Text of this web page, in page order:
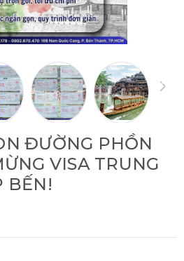
ĐƯỜNG PHỒN
VISA TRUNG
BẾN!